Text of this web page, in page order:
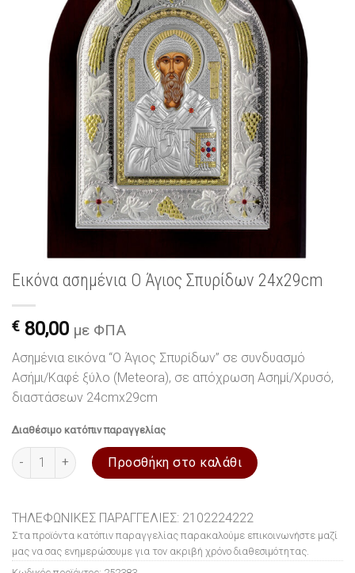
λίστα
επιθυμιών
Εικόνα ασημένια Ο Άγιος Σπυρίδων 24x29cm
€ 80,00 με ΦΠΑ
Ασημένια εικόνα “Ο Άγιος Σπυρίδων” σε συνδυασμό
Ασήμι/Καφέ ξύλο (Meteora), σε απόχρωση Ασημί/Χρυσό,
διαστάσεων 24cmx29cm
Διαθέσιμο κατόπιν παραγγελίας
Εικόνα ασημένια Ο Άγιος Σπυρίδων 24x29cm ποσότητα
Προσθήκη στο καλάθι
ΤΗΛΕΦΩΝΙΚΕΣ ΠΑΡΑΓΓΕΛΙΕΣ: 2102224222
Στα προϊόντα κατόπιν παραγγελίας παρακαλούμε επικοινωνήστε μαζί
μας να σας ενημερώσουμε για τον ακριβή χρόνο διαθεσιμότητας.